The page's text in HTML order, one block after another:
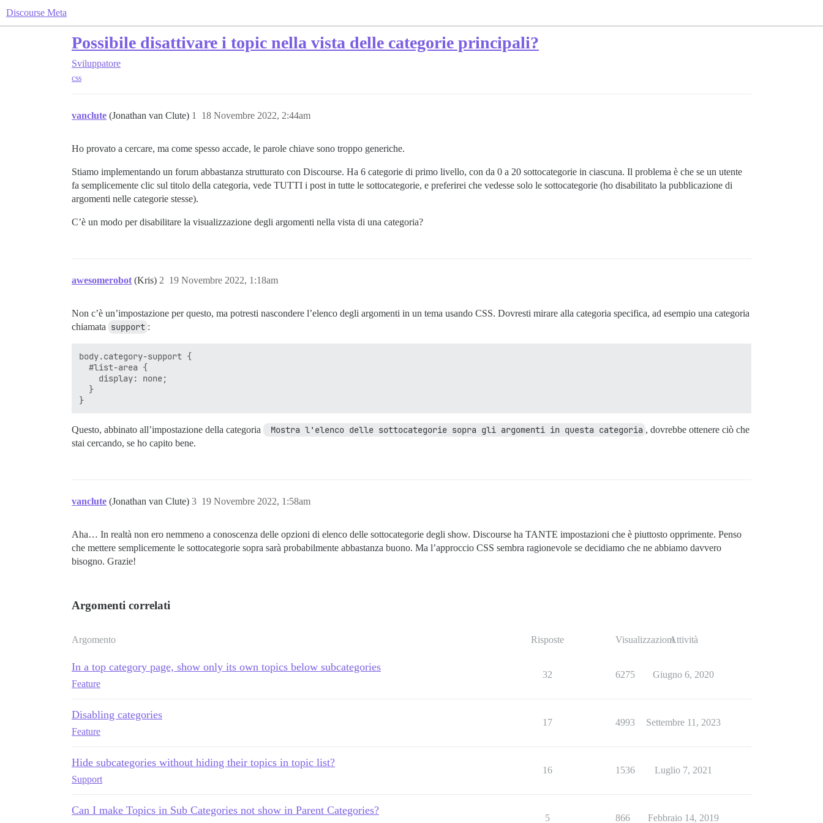
Discourse Meta
Possibile disattivare i topic nella vista delle categorie principali?
Sviluppatore
css
vanclute (Jonathan van Clute) 18 Novembre 2022, 2:44am
1
Ho provato a cercare, ma come spesso accade, le parole chiave sono troppo generiche.
Stiamo implementando un forum abbastanza strutturato con Discourse. Ha 6 categorie di primo livello, con da 0 a 20 sottocategorie in ciascuna. Il problema è che se un utente
fa semplicemente clic sul titolo della categoria, vede TUTTI i post in tutte le sottocategorie, e preferirei che vedesse solo le sottocategorie (ho disabilitato la pubblicazione di
argomenti nelle categorie stesse).
C’è un modo per disabilitare la visualizzazione degli argomenti nella vista di una categoria?
awesomerobot (Kris) 19 Novembre 2022, 1:18am
2
Non c’è un’impostazione per questo, ma potresti nascondere l’elenco degli argomenti in un tema usando CSS. Dovresti mirare alla categoria specifica, ad esempio una categoria
chiamata support :
body.category-support {
  #list-area {
    display: none;
  }
Questo, abbinato all’impostazione della categoria Mostra l'elenco delle sottocategorie sopra gli argomenti in questa categoria , dovrebbe ottenere ciò che
stai cercando, se ho capito bene.
vanclute (Jonathan van Clute) 19 Novembre 2022, 1:58am
3
Aha… In realtà non ero nemmeno a conoscenza delle opzioni di elenco delle sottocategorie degli show. Discourse ha TANTE impostazioni che è piuttosto opprimente. Penso
che mettere semplicemente le sottocategorie sopra sarà probabilmente abbastanza buono. Ma l’approccio CSS sembra ragionevole se decidiamo che ne abbiamo davvero
bisogno. Grazie!
Argomenti correlati
Argomento Risposte VisualizzazioniAttività
In a top category page, show only its own topics below subcategories
Feature
32 6275 Giugno 6, 2020
Disabling categories
Feature
17 4993 Settembre 11, 2023
Hide subcategories without hiding their topics in topic list?
Support
16 1536 Luglio 7, 2021
Can I make Topics in Sub Categories not show in Parent Categories?
5 866 Febbraio 14, 2019